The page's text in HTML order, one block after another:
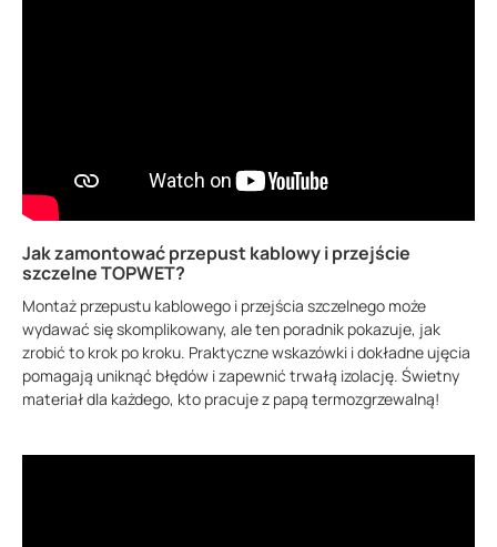
Jak zamontować przepust kablowy i przejście
szczelne TOPWET?
Montaż przepustu kablowego i przejścia szczelnego może
wydawać się skomplikowany, ale ten poradnik pokazuje, jak
zrobić to krok po kroku. Praktyczne wskazówki i dokładne ujęcia
pomagają uniknąć błędów i zapewnić trwałą izolację. Świetny
materiał dla każdego, kto pracuje z papą termozgrzewalną!